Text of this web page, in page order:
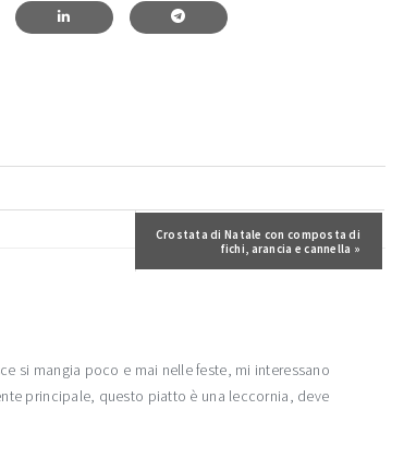
Post successivo:
Crostata di Natale con composta di
fichi, arancia e cannella »
si mangia poco e mai nelle feste, mi interessano
principale, questo piatto è una leccornia, deve